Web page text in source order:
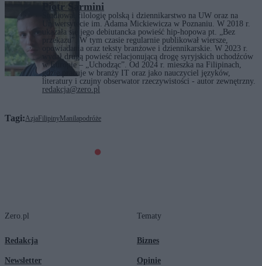
Piotr Sarmini
Studiował filologię polską i dziennikarstwo na UW oraz na
Uniwersytecie im. Adama Mickiewicza w Poznaniu. W 2018 r.
ukazała się jego debiutancka powieść hip-hopowa pt. „Bez
przekazu”. W tym czasie regularnie publikował wiersze,
opowiadania oraz teksty branżowe i dziennikarskie. W 2023 r.
wydał drugą powieść relacjonującą drogę syryjskich uchodźców
w Europie – „Uchodząc”. Od 2024 r. mieszka na Filipinach,
gdzie pracuje w branży IT oraz jako nauczyciel języków,
literatury i czujny obserwator rzeczywistości - autor zewnętrzny.
redakcja@zero.pl
Tagi:Azja FilipinyManilapodróże
Zero.pl
Redakcja
Newsletter
Tematy
Biznes
Opinie